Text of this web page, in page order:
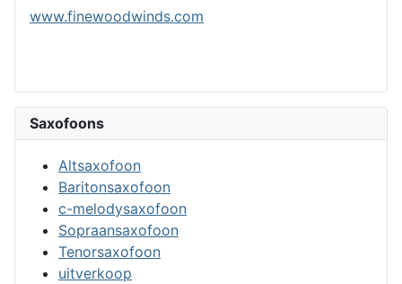
www.finewoodwinds.com
Saxofoons
Altsaxofoon
Baritonsaxofoon
c-melodysaxofoon
Sopraansaxofoon
Tenorsaxofoon
uitverkoop